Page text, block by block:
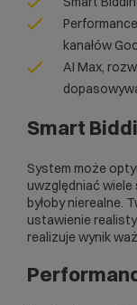
kanałów
AI Max,
Smart
System może
uwzględniać wiele
byłoby nierealne.
ustawienie
realizuje wynik